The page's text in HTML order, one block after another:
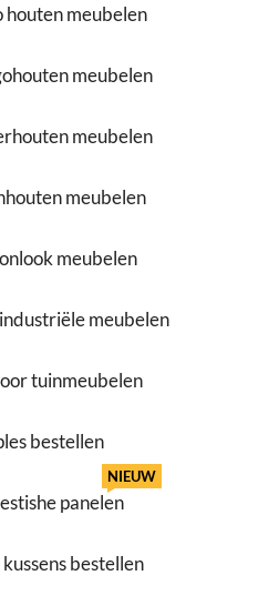
meubelen
meubelen
meubelen
meubelen
meubelen
meubelen
tuinmeubelen
bestellen
panelen
NIEUW
bestellen